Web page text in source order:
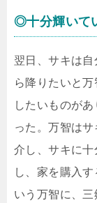
◎十分輝いて
翌日、サキは
ら降りたいと
したいものが
った。万智は
介し、サキに
し、家を購入
いう万智に、